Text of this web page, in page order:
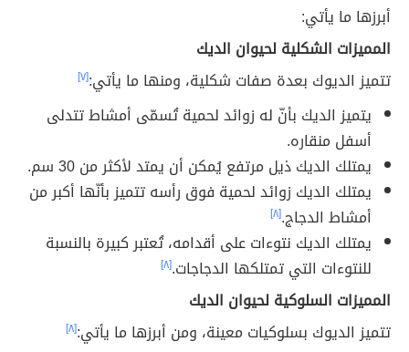
أبرزها ما يأتي:
المميزات الشكلية لحيوان الديك
تتميز الديوك بعدة صفات شكلية، ومنها ما يأتي:[٧]
يتميز الديك بأنّ له زوائد لحمية تُسمّى أمشاط تتدلى
أسفل منقاره.
يمتلك الديك ذيل مرتفع يُمكن أن يمتد لأكثر من 30 سم.
يمتلك الديك زوائد لحمية فوق رأسه تتميز بأنّها أكبر من
أمشاط الدجاج.[٨]
يمتلك الديك نتوءات على أقدامه، تُعتبر كبيرة بالنسبة
للنتوءات التي تمتلكها الدجاجات.[٨]
المميزات السلوكية لحيوان الديك
تتميز الديوك بسلوكيات معينة، ومن أبرزها ما يأتي:[٨]